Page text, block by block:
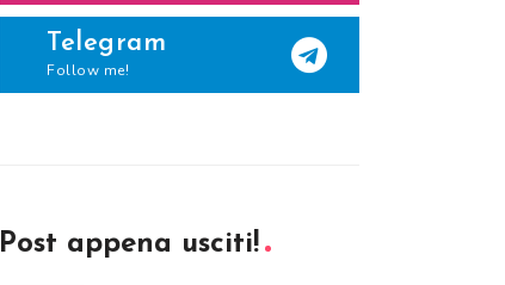
Telegram
Follow me!
Post appena usciti!